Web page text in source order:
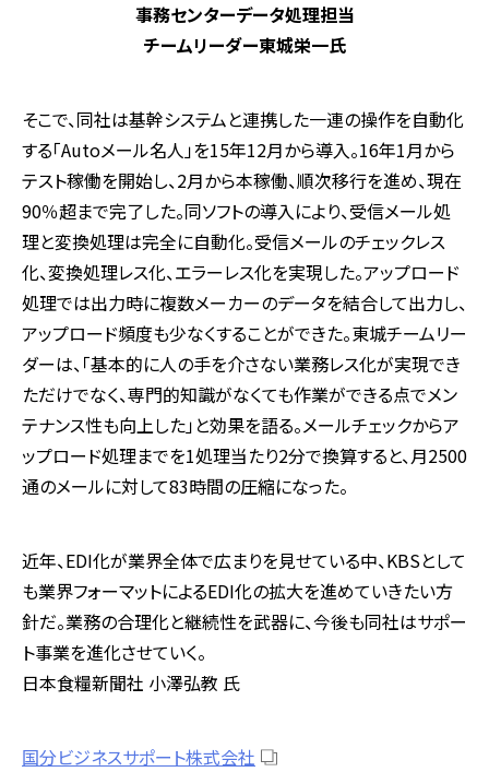
事務センターデータ処理担当
チームリーダー東城栄一氏
そこで、同社は基幹システムと連携した一連の操作を自動化
する「Autoメール名人」を15年12月から導入。16年1月から
テスト稼働を開始し、2月から本稼働、順次移行を進め、現在
90％超まで完了した。同ソフトの導入により、受信メール処
理と変換処理は完全に自動化。受信メールのチェックレス
化、変換処理レス化、エラーレス化を実現した。アップロード
処理では出力時に複数メーカーのデータを結合して出力し、
アップロード頻度も少なくすることができた。東城チームリー
ダーは、「基本的に人の手を介さない業務レス化が実現でき
ただけでなく、専門的知識がなくても作業ができる点でメン
テナンス性も向上した」と効果を語る。メールチェックからア
ップロード処理までを1処理当たり2分で換算すると、月2500
通のメールに対して83時間の圧縮になった。
近年、EDI化が業界全体で広まりを見せている中、KBSとして
も業界フォーマットによるEDI化の拡大を進めていきたい方
針だ。業務の合理化と継続性を武器に、今後も同社はサポー
ト事業を進化させていく。
日本食糧新聞社 小澤弘教 氏
国分ビジネスサポート株式会社